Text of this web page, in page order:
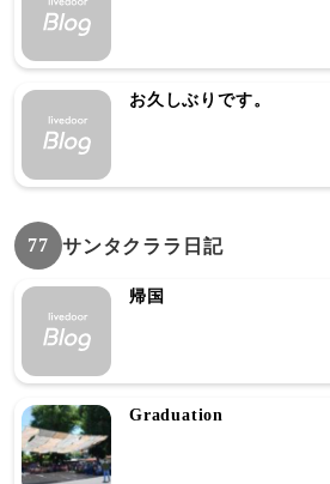
お久しぶりです。
77 サンタクララ日記
帰国
Graduation